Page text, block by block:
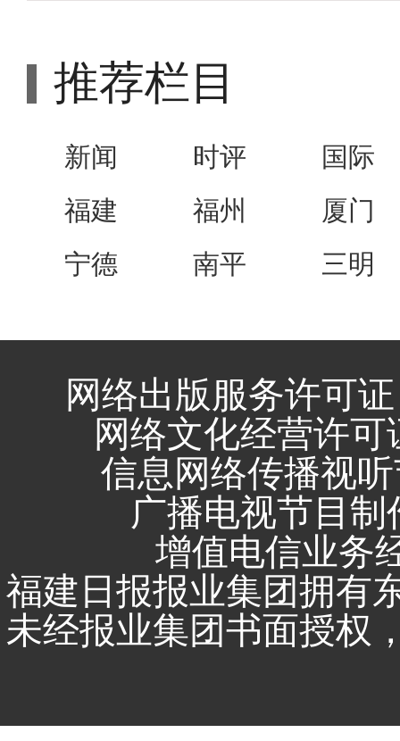
推荐栏目
新闻 时评
国际
福建
福州
厦门
宁德
南平 三明
网络出版服务许可
网络文化经营许可
信息网络传播视
广播电视节目
增值电信业务
福建日报报业集团拥有
未经报业集团书面授权